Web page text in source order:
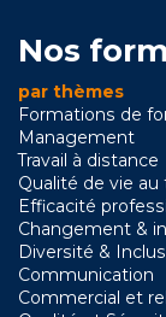
Nos
par thèmes
Formations de
Management
Travail à distance
Qualité de vie au
Efficacité
Changement &
Diversité &
Communication
Commercial et